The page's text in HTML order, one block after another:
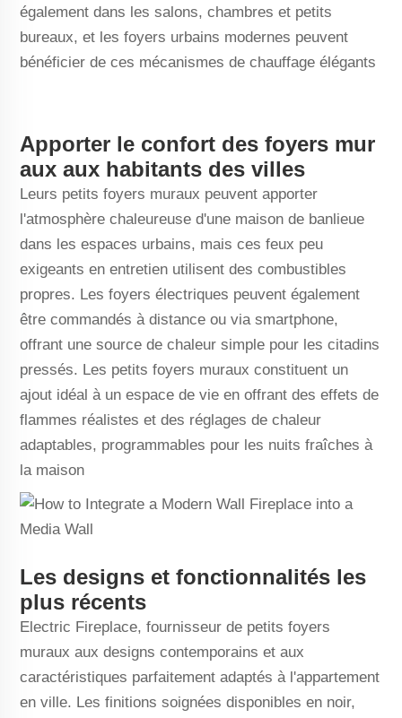
également dans les salons, chambres et petits
bureaux, et les foyers urbains modernes peuvent
bénéficier de ces mécanismes de chauffage élégants
Apporter le confort des foyers mur
aux aux habitants des villes
Leurs petits foyers muraux peuvent apporter
l'atmosphère chaleureuse d'une maison de banlieue
dans les espaces urbains, mais ces feux peu
exigeants en entretien utilisent des combustibles
propres. Les foyers électriques peuvent également
être commandés à distance ou via smartphone,
offrant une source de chaleur simple pour les citadins
pressés. Les petits foyers muraux constituent un
ajout idéal à un espace de vie en offrant des effets de
flammes réalistes et des réglages de chaleur
adaptables, programmables pour les nuits fraîches à
la maison
Les designs et fonctionnalités les
plus récents
Electric Fireplace, fournisseur de petits foyers
muraux aux designs contemporains et aux
caractéristiques parfaitement adaptés à l'appartement
en ville. Les finitions soignées disponibles en noir,